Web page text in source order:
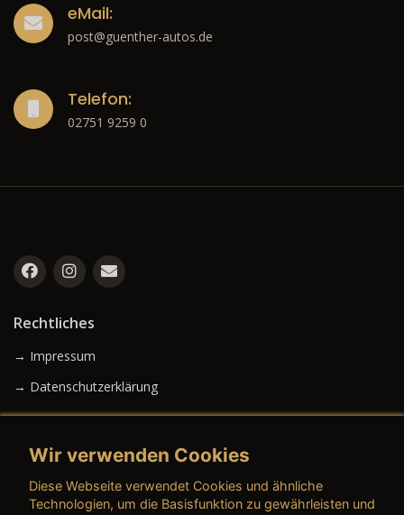
eMail:
post@guenther-autos.de
Telefon:
02751 9259 0
Rechtliches
→ Impressum
→ Datenschutzerklärung
→ AGB (Gebrauchtwagen)
Wir verwenden Cookies
Diese Webseite verwendet Cookies und ähnliche
Technologien, um die Basisfunktion zu gewährleisten und